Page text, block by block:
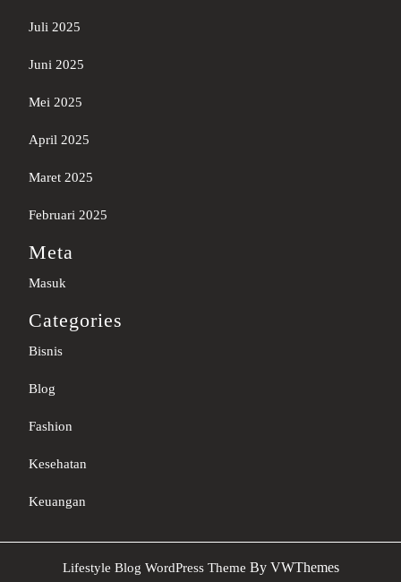
Juli 2025
Juni 2025
Mei 2025
April 2025
Maret 2025
Februari 2025
Meta
Masuk
Categories
Bisnis
Blog
Fashion
Kesehatan
Keuangan
Lifestyle Blog WordPress Theme By VWThemes